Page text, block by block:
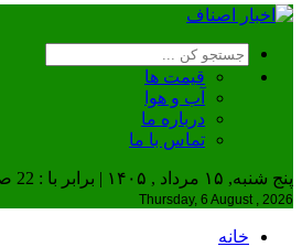
قیمت ها
آب و هوا
درباره ما
تماس با ما
پنج شنبه, ۱۵ مرداد , ۱۴۰۵ | برابر با : 22 صفر 1448
Thursday, 6 August , 2026
خانه